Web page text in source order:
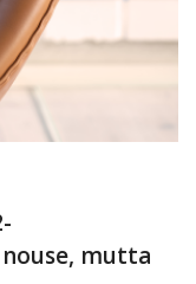
mutta